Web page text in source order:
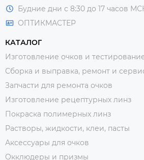
Будние дни с 8:30 до 17 часов
ОПТИКМАСТЕР
КАТАЛОГ
Изготовление очков и
Сборка и выправка, ремонт и
Запчасти для ремонта очков
Изготовление рецептурных линз
Покраска полимерных линз
Растворы, жидкости, клеи, пасты
Аксессуары для очков
Окклюдеры и призмы